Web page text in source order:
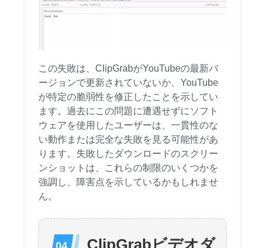
この失敗は、ClipGrabがYouTubeの最新バ
ージョンで更新されていないか、YouTube
が特定の脆弱性を修正したことを示してい
ます。過去にこの問題に遭遇せずにソフト
ウェアを使用したユーザーは、一貫性のな
い動作または完全な失敗を見る可能性があ
ります。失敗したダウンロードのスクリー
ンショットは、これらの制限のいくつかを
強調し、障害点を示しているかもしれませ
ん。
ClipGrabビデオダ